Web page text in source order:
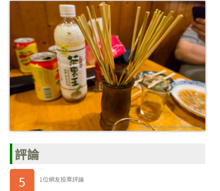
評論
5
1位網友投票評論